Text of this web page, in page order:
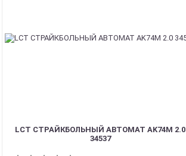
LCT СТРАЙКБОЛЬНЫЙ АВТОМАТ AK74M 2.0
34537